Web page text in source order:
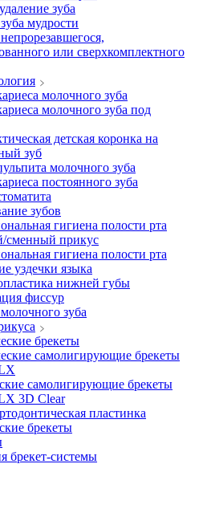
зуба
мудрости
или сверхкомплектного
молочного зуба
молочного зуба под
детская коронка на
зуб
молочного зуба
постоянного зуба
зубов
гигиена полости рта
сменный прикус
гигиена полости рта
уздечки языка
нижней губы
фиссур
зуба
брекеты
самолигирующие брекеты
самолигирующие брекеты
3D Clear
пластинка
брекеты
брекет-системы